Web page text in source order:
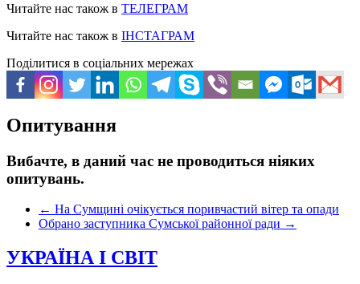
Читайте нас також в ТЕЛЕГРАМ
Читайте нас також в ІНСТАГРАМ
Поділитися в соціальних мережах
Опитування
Вибачте, в даний час не проводиться ніяких
опитувань.
← На Сумщині очікується поривчастий вітер та опади
Обрано заступника Сумської районної ради →
УКРАЇНА І СВІТ